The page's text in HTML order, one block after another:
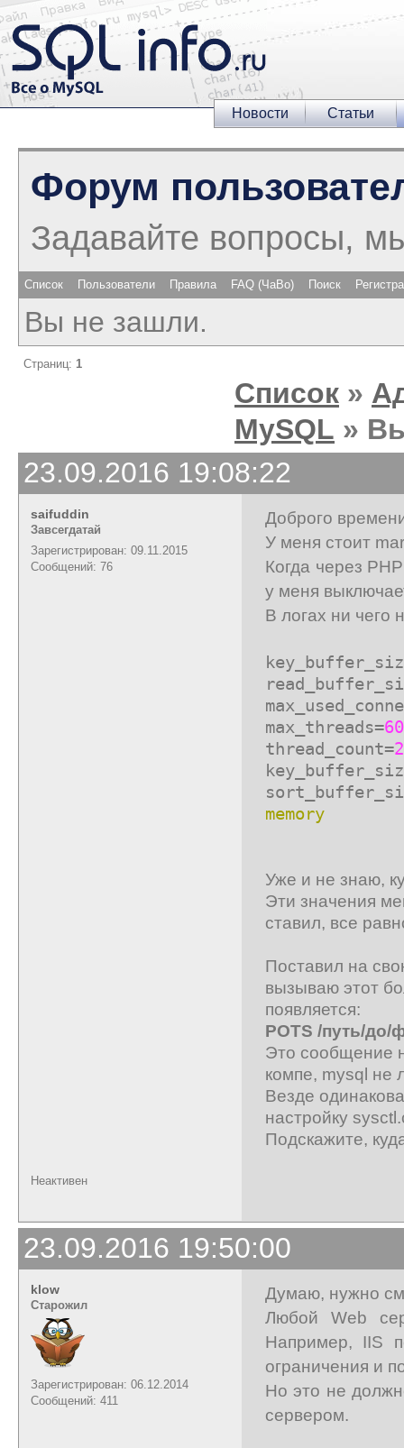
Новости Статьи
Форум
Задавайте вопросы,
Список Пользователи Правила FAQ (ЧаВо) Поиск
Вы не зашли.
Страниц: 1
Список »
MySQL »
23.09.2016 19:08:22
saifuddin
Завсегдатай
Зарегистрирован: 09.11.2015
Сообщений: 76
Доброго
У меня стоит
Когда через
у меня
В логах ни чего
max_threads=
thread_count=
memory
Уже и не знаю,
Эти значения
ставил, все
Поставил на
вызываю этот
появляется:
POTS /путь/
Это сообщение
компе, mysql не
Везде
настройку
Подскажите,
Неактивен
23.09.2016 19:50:00
klow
Старожил
Зарегистрирован: 06.12.2014
Сообщений: 411
Думаю, нужно
Любой Web
Например, IIS
ограничения и
Но это не
сервером.